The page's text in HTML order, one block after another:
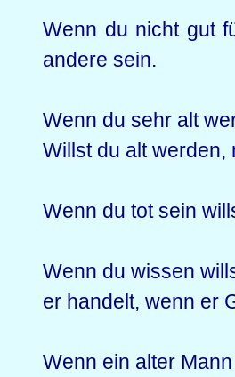
Wenn du nicht gut
andere sein.
Wenn du sehr alt
Willst du alt werden,
Wenn du tot sein
Wenn du wissen
er handelt, wenn er
Wenn ein alter